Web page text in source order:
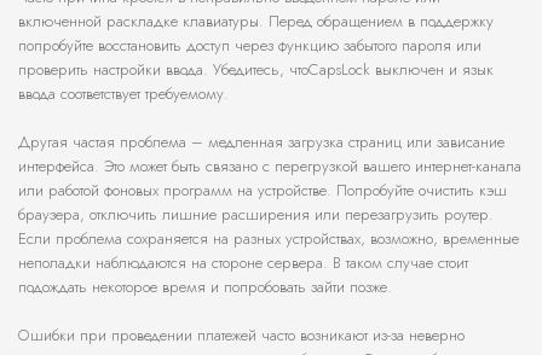
включенной раскладке клавиатуры. Перед обращением в поддержку
попробуйте восстановить доступ через функцию забытого пароля или
проверить настройки ввода. Убедитесь, чтоCapsLock выключен и язык
ввода соответствует требуемому.
Другая частая проблема – медленная загрузка страниц или зависание
интерфейса. Это может быть связано с перегрузкой вашего интернет-канала
или работой фоновых программ на устройстве. Попробуйте очистить кэш
браузера, отключить лишние расширения или перезагрузить роутер.
Если проблема сохраняется на разных устройствах, возможно, временные
неполадки наблюдаются на стороне сервера. В таком случае стоит
подождать некоторое время и попробовать зайти позже.
Ошибки при проведении платежей часто возникают из-за неверно